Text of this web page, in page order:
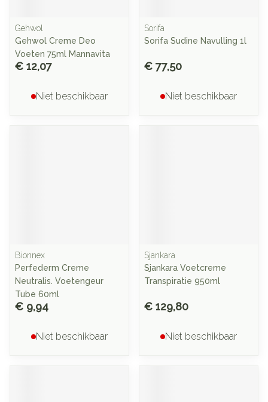
Gehwol
Gehwol Creme Deo
Voeten 75ml Mannavita
€ 12,07
Niet beschikbaar
Sorifa
Sorifa Sudine Navulling 1l
€ 77,50
Niet beschikbaar
Bionnex
Perfederm Creme
Neutralis. Voetengeur
Tube 60ml
€ 9,94
Niet beschikbaar
Sjankara
Sjankara Voetcreme
Transpiratie 950ml
€ 129,80
Niet beschikbaar